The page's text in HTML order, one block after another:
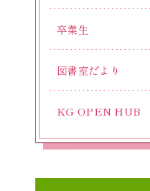
卒業生
図書室だより
KG OPEN HUB